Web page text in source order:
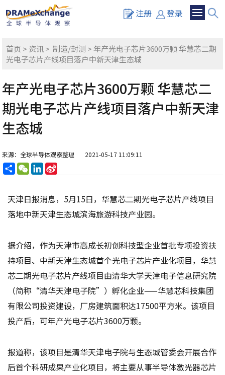
注册 登录
首页 > 资讯>制造/封测 > 年产光电子芯片3600万颗 华慧芯二期
光电子芯片产线项目落户中新天津生态城
年产光电子芯片3600万颗 华慧芯二
期光电子芯片产线项目落户中新天津
生态城
来源：全球半导体观察整理 2021-05-17 11:09:11
分
享
WeChatLinkedIn
天津日报消息，5月15日，华慧芯二期光电子芯片产线项目
落地中新天津生态城滨海旅游科技产业园。
据介绍，作为天津市高成长初创科技型企业首批专项投资扶
持项目、中新天津生态城首个光电子芯片产业化项目，华慧
芯二期光电子芯片产线项目由清华大学天津电子信息研究院
（简称“清华天津电子院”）孵化企业——华慧芯科技集团
有限公司投资建设，厂房建筑面积达17500平方米。该项目
投产后，可年产光电子芯片3600万颗。
报道称，该项目是清华天津电子院与生态城管委会开展合作
后首个科研成果产业化项目，将主要从事半导体激光器芯片